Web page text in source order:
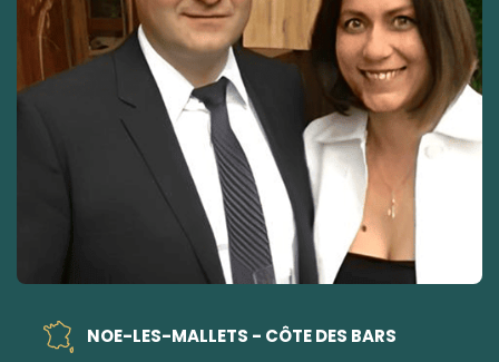
NOE-LES-MALLETS - CÔTE DES BARS